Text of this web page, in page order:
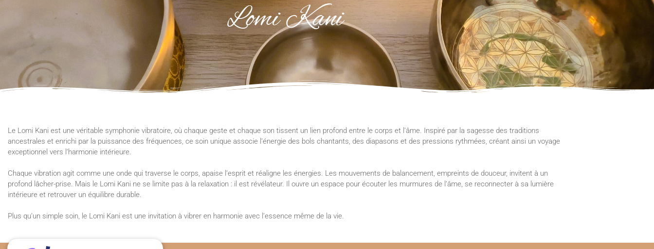
Lomi Kani
Le Lomi Kani est une véritable symphonie vibratoire, où chaque geste et chaque son tissent un lien profond entre le corps et l’âme. Inspiré par la sagesse des traditions
ancestrales et enrichi par la puissance des fréquences, ce soin unique associe l’énergie des bols chantants, des diapasons et des pressions rythmées, créant ainsi un voyage
exceptionnel vers l’harmonie intérieure.
Chaque vibration agit comme une onde qui traverse le corps, apaise l’esprit et réaligne les énergies. Les mouvements de balancement, empreints de douceur, invitent à un
profond lâcher-prise. Mais le Lomi Kani ne se limite pas à la relaxation : il est révélateur. Il ouvre un espace pour écouter les murmures de l’âme, se reconnecter à sa lumière
intérieure et retrouver un équilibre durable.
Plus qu’un simple soin, le Lomi Kani est une invitation à vibrer en harmonie avec l’essence même de la vie.